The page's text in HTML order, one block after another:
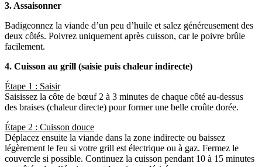
3. Assaisonner
Badigeonnez la viande d’un peu d’huile et salez généreusement des
deux côtés. Poivrez uniquement après cuisson, car le poivre brûle
facilement.
4. Cuisson au grill (saisie puis chaleur indirecte)
Étape 1 : Saisir
Saisissez la côte de bœuf 2 à 3 minutes de chaque côté au-dessus
des braises (chaleur directe) pour former une belle croûte dorée.
Étape 2 : Cuisson douce
Déplacez ensuite la viande dans la zone indirecte ou baissez
légèrement le feu si votre grill est électrique ou à gaz. Fermez le
couvercle si possible. Continuez la cuisson pendant 10 à 15 minutes